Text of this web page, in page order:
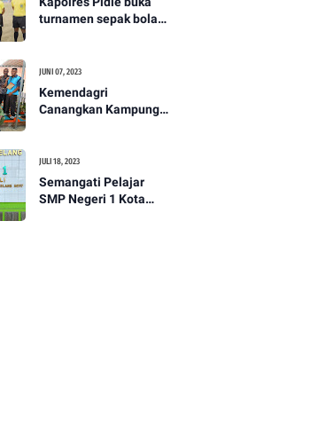
turnamen sepak bola
JUNI 07, 2023
Kemendagri
Canangkan Kampung
Kabupaten Fakfak
JULI 18, 2023
Semangati Pelajar
SMP Negeri 1 Kota